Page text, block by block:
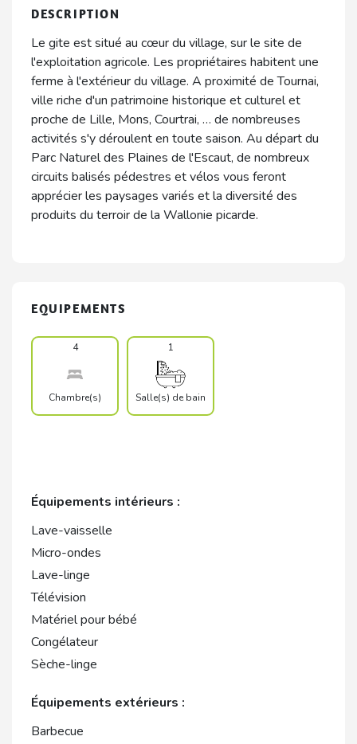
DESCRIPTION
Le gite est situé au cœur du village, sur le site de
l'exploitation agricole. Les propriétaires habitent une
ferme à l'extérieur du village. A proximité de Tournai,
ville riche d'un patrimoine historique et culturel et
proche de Lille, Mons, Courtrai, … de nombreuses
activités s'y déroulent en toute saison. Au départ du
Parc Naturel des Plaines de l'Escaut, de nombreux
circuits balisés pédestres et vélos vous feront
apprécier les paysages variés et la diversité des
produits du terroir de la Wallonie picarde.
EQUIPEMENTS
4
Chambre(s)
1
Salle(s) de bain
Équipements intérieurs :
Lave-vaisselle
Micro-ondes
Lave-linge
Télévision
Matériel pour bébé
Congélateur
Sèche-linge
Équipements extérieurs :
Barbecue